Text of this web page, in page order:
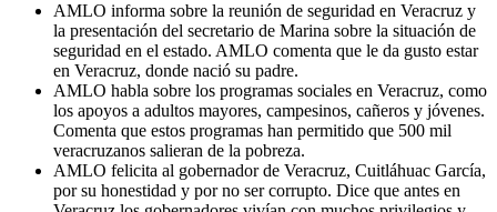
AMLO informa sobre la reunión de seguridad en Veracruz y
la presentación del secretario de Marina sobre la situación de
seguridad en el estado. AMLO comenta que le da gusto estar
en Veracruz, donde nació su padre.
AMLO habla sobre los programas sociales en Veracruz, como
los apoyos a adultos mayores, campesinos, cañeros y jóvenes.
Comenta que estos programas han permitido que 500 mil
veracruzanos salieran de la pobreza.
AMLO felicita al gobernador de Veracruz, Cuitláhuac García,
por su honestidad y por no ser corrupto. Dice que antes en